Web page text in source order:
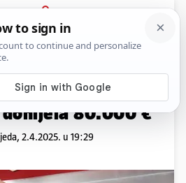
PRIJAVA
News Komentari
pogodio
80.000 €
2.4.2025. u 19:29